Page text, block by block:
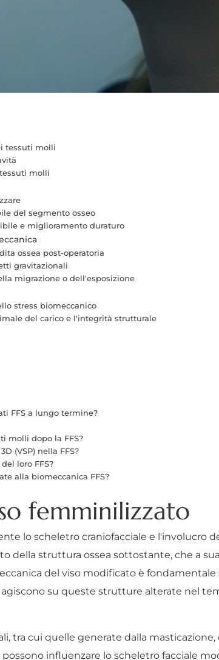
tessuti molli
molli
del segmento osseo
e miglioramento duraturo
ossea post-operatoria
gravitazionali
migrazione o dell'esposizione
stress biomeccanico
del carico e l'integrità strutturale
FFS a lungo termine?
molli dopo la FFS?
(VSP) nella FFS?
loro FFS?
alla biomeccanica FFS?
femminilizzato
lo scheletro craniofacciale e l'involucro
della struttura ossea sottostante, che a
del viso modificato è
su queste strutture alterate nel
tra cui quelle generate dalla
influenzare lo scheletro facciale